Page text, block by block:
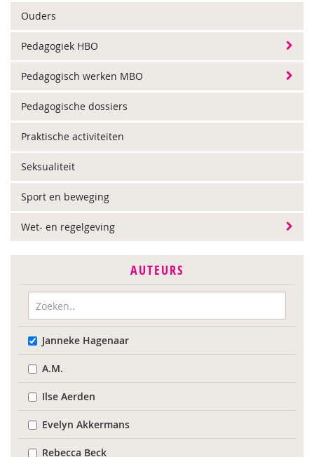
Ouders
Pedagogiek HBO
Pedagogisch werken MBO
Pedagogische dossiers
Praktische activiteiten
Seksualiteit
Sport en beweging
Wet- en regelgeving
AUTEURS
Janneke Hagenaar
A.M.
Ilse Aerden
Evelyn Akkermans
Rebecca Beck